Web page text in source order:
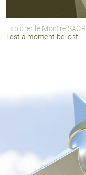
Explorer le Montre
Lest a moment be lost.